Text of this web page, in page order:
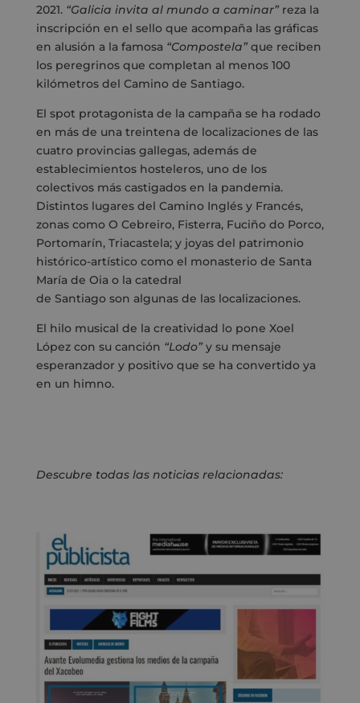
2021. “Galicia invita al mundo a caminar”reza la
inscripción en el sello que acompaña las gráficas
en alusión a la famosa “Compostela”que reciben
los peregrinos que completan al menos 100
kilómetros del Camino de Santiago.
El spot protagonista de la campaña se ha rodado
en más de una treintena de localizaciones de las
cuatro provincias gallegas, además de
establecimientos hosteleros, uno de los
colectivos más castigados en la pandemia.
Distintos lugares del Camino Inglés y Francés,
zonas como O Cebreiro, Fisterra, Fuciño do Porco,
Portomarín, Triacastela; y joyas del patrimonio
histórico-artístico como el monasterio de Santa
María de Oia o la catedral
de Santiago son algunas de las localizaciones.
El hilo musical de la creatividad lo pone Xoel
López con su canción “Lodo”y su mensaje
esperanzador y positivo que se ha convertido ya
en un himno.
Descubre todas las noticias relacionadas: